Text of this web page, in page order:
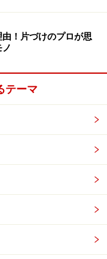
「カゴ」で埋め尽く
い細かいものをゴチ
積いっぱいに、大小
カゴには書類や雑
しながら入れていけ
見た目もまずまずで
！片づけのプロが思
テーマ